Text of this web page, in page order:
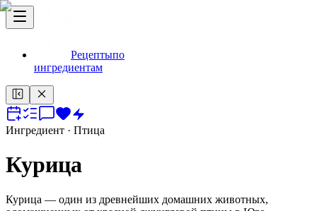
Рецептыпо
ингредиентам
Ингредиент · Птица
Курица
Курица — один из древнейших домашних животных,